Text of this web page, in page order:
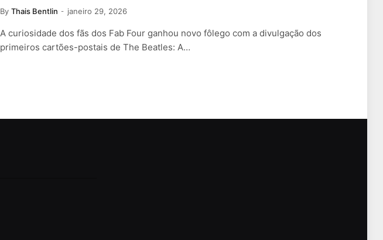
By Thais Bentlin janeiro 29, 2026
A curiosidade dos fãs dos Fab Four ganhou novo fôlego com a divulgação dos
primeiros cartões-postais de The Beatles: A…